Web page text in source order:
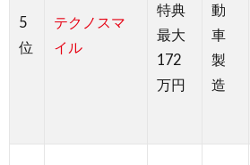
5
位
テクノスマ
イル
特典
最大
172
万円
動
車
製
造